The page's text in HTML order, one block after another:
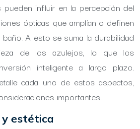
pueden influir en la percepción del
ópticas que amplían o definen
A esto se suma la durabilidad
de los azulejos, lo que los
inteligente a largo plazo.
cada uno de estos aspectos,
importantes.
y estética